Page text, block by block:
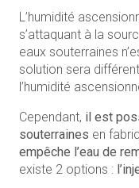
L’humidité
s’attaquant à la
eaux souterraines
solution sera
l’humidité
Cependant, il est
souterraines en
empêche l’eau de
existe 2 options :